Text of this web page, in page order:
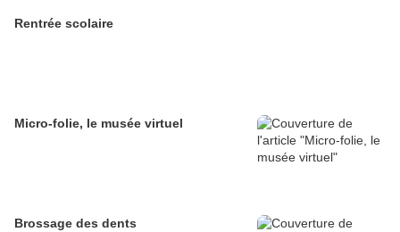
Rentrée scolaire
Micro-folie, le musée virtuel
Brossage des dents